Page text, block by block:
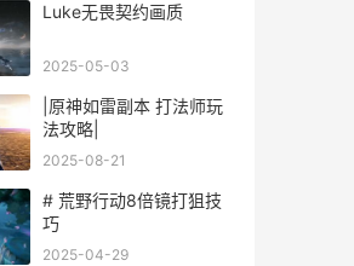
Luke无畏契约画质
2025-05-03
|原神如雷副本 打法师玩
法攻略|
2025-08-21
# 荒野行动8倍镜打狙技
巧
2025-04-29